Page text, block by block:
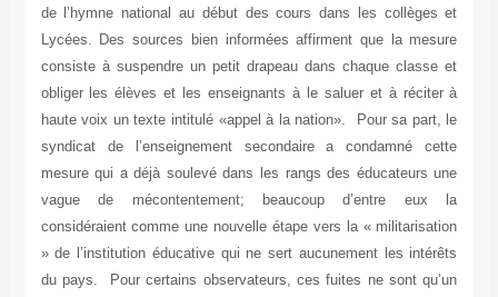
de l’hymne national au début des cours dans les collèges et
Lycées. Des sources bien informées affirment que la mesure
consiste à suspendre un petit drapeau dans chaque classe et
obliger les élèves et les enseignants à le saluer et à réciter à
haute voix un texte intitulé «appel à la nation». Pour sa part, le
syndicat de l’enseignement secondaire a condamné cette
mesure qui a déjà soulevé dans les rangs des éducateurs une
vague de mécontentement; beaucoup d’entre eux la
considéraient comme une nouvelle étape vers la « militarisation
» de l’institution éducative qui ne sert aucunement les intérêts
du pays. Pour certains observateurs, ces fuites ne sont qu’un